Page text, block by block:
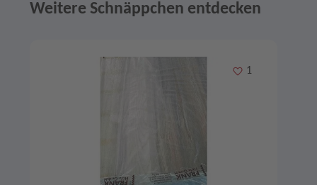
Weitere Schnäppchen entdecken
Merken
1